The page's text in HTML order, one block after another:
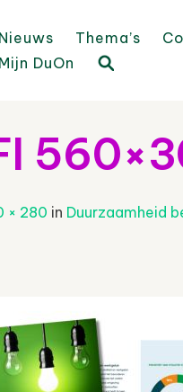
Nieuws Thema’s
Mijn DuOn
× 280 in Duurzaamheid